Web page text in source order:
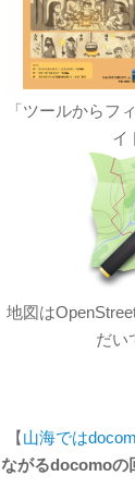
「ツールからフ
イ
地図は
だい
【山海では
ながるdocomoの